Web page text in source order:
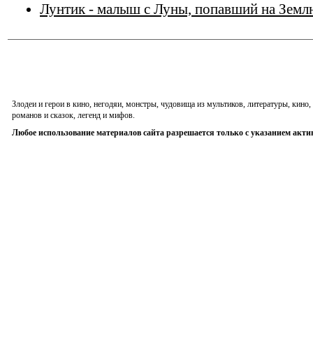
Лунтик - малыш с Луны, попавший на
Злодеи и герои в кино, негодяи, монстры, чудовища из мультиков, литературы,
романов и сказок, легенд и мифов.
Любое использование материалов сайта разрешается только с указанием